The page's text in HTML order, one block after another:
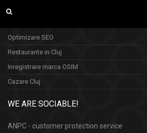
Optimizare SEO
Restaurante in Cluj
Inregistrare marca OSIM
Cazare Cluj
WE ARE SOCIABLE!
ANPC - customer protection service